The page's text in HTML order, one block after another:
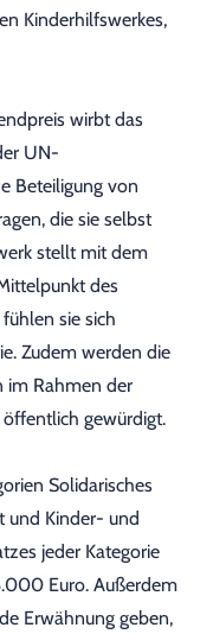
Kinderhilfswerkes,
wirbt das
UN-
Beteiligung von
die sie selbst
stellt mit dem
des
sie sich
Zudem werden die
im Rahmen der
öffentlich gewürdigt.
Solidarisches
und Kinder- und
jeder Kategorie
Euro. Außerdem
Erwähnung geben,